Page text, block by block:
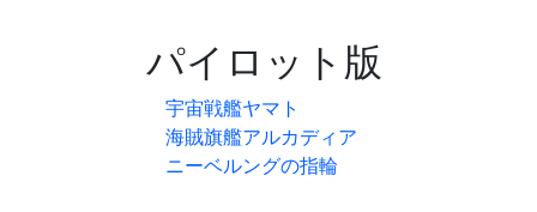
パイロット版
宇宙戦艦ヤマト
海賊旗艦アルカディア
ニーベルングの指輪